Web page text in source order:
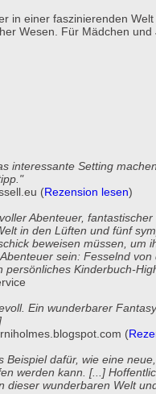
in einer faszinierenden Welt
Wesen. Für Mädchen und
interessante Setting
(Rezension lesen)
Abenteuer,
in den Lüften und fünf
beweisen müssen, um
sein: Fesselnd
persönliches Kinderbuch-
Ein wunderbarer
(
Beispiel dafür, wie eine
werden kann. [...]
dieser wunderbaren Welt